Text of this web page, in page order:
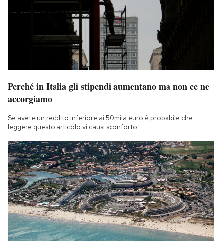
Perché in Italia gli stipendi aumentano ma non ce ne
accorgiamo
Se avete un reddito inferiore ai 50mila euro è probabile che
leggere questo articolo vi causi sconforto